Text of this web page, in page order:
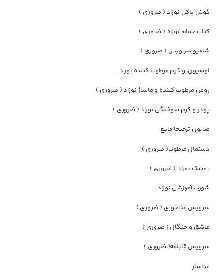
گوش پاکن نوزاد ( ضروری )
کتاب حمام نوزاد ( ضروری )
شامپو سر وبدن ( ضروری )
لوسیون, و کرم مرطوب کننده نوزاد
روغن مرطوب کننده و ماساژ نوزاد ( ضروری )
پودر و کرم سوختگی نوزاد ( ضروری )
صابون ترجیحا مایع
دستمال مرطوب( ضروری )
پوشک نوزاد ( ضروری )
شورت آموزشی نوزاد
سرویس غذاخوری ( ضروری )
قاشق و چنگال ( ضروری )
سرویس قابلمه( ضروری )
غذاساز